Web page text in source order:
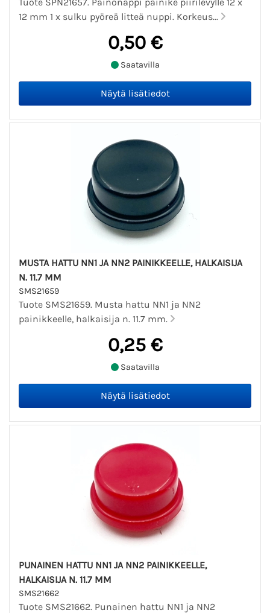
12 mm 1 x sulku pyöreä litteä nuppi. Korkeus...
0,50 €
Saatavilla
MUSTA HATTU NN1 JA NN2 PAINIKKEELLE, HALKAISIJA
N. 11.7 MM
SMS21659
Tuote SMS21659. Musta hattu NN1 ja NN2
painikkeelle, halkaisija n. 11.7 mm.
0,25 €
Saatavilla
PUNAINEN HATTU NN1 JA NN2 PAINIKKEELLE,
HALKAISIJA N. 11.7 MM
SMS21662
Tuote SMS21662. Punainen hattu NN1 ja NN2